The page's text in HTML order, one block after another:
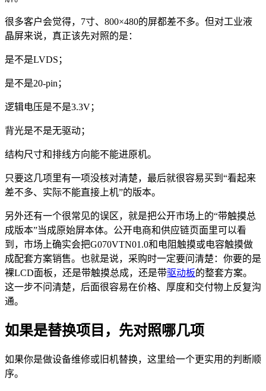
很多客户会觉得，7寸、800×480的屏都差不多。但对工业液
晶屏来说，真正该先对照的是：
是不是LVDS；
是不是20-pin；
逻辑电压是不是3.3V；
背光是不是无驱动；
结构尺寸和排线方向能不能进原机。
只要这几项里有一项没核对清楚，最后就很容易买到“看起来
差不多、实际不能直接上机”的版本。
另外还有一个很常见的误区，就是把公开市场上的“带触摸总
成版本”当成原始屏本体。公开电商和供应链页面里可以看
到，市场上确实会把G070VTN01.0和电阻触摸或电容触摸做
成配套方案销售。也就是说，采购时一定要问清楚：你要的是
裸LCD面板，还是带触摸总成，还是带驱动板的整套方案。
这一步不问清楚，后面很容易在价格、厚度和交付物上反复沟
通。
如果是替换项目，先对照哪几项
如果你是做设备维修或旧机替换，这里给一个更实用的判断顺
序。